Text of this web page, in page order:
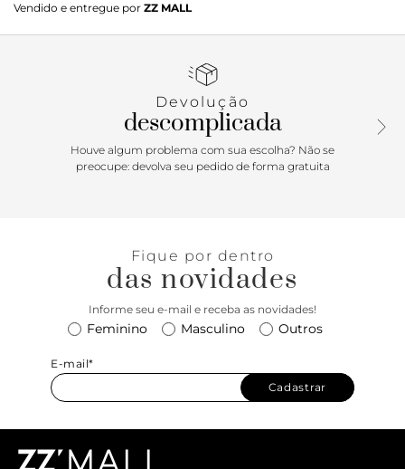
tiras pequenas bombadas formando nós nas laterais do
modelo, e uma tira fina bombada que divide os dedos e
sandália, fechando em amarração no tornozelo com
anatômica mais alta com o nome da marca. Deixa os
dedos, laterais e calcanhar à mostra.
Porque Apostar: Perfeita é ela! Unindo o solado mais alto e
trazendo uma pegada cool e cheia de atitude para os seus
Vendido e entregue por ZZ MALL
Devolução
descomplicada
Houve algum problema com sua escolha? Não se
preocupe: devolva seu pedido de forma gratuita
Fique por dentro
das novidades
Informe seu e-mail e receba as novidades!
Feminino Masculino Outros
E-mail*
Cadastrar